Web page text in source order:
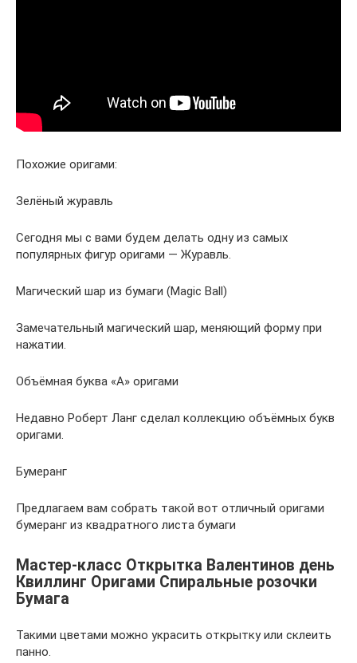
Похожие оригами:
Зелёный журавль
Сегодня мы с вами будем делать одну из самых
популярных фигур оригами — Журавль.
Магический шар из бумаги (Magic Ball)
Замечательный магический шар, меняющий форму при
нажатии.
Объёмная буква «А» оригами
Недавно Роберт Ланг сделал коллекцию объёмных букв
оригами.
Бумеранг
Предлагаем вам собрать такой вот отличный оригами
бумеранг из квадратного листа бумаги
Мастер-класс Открытка Валентинов день
Квиллинг Оригами Спиральные розочки
Бумага
Такими цветами можно украсить открытку или склеить
панно.